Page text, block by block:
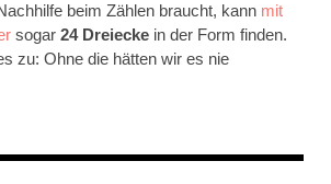
beim Zählen braucht, kann mit
sogar 24 Dreiecke in der Form finden.
zu: Ohne die hätten wir es nie